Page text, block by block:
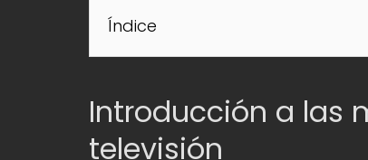
Índice
Introducción a las
televisión